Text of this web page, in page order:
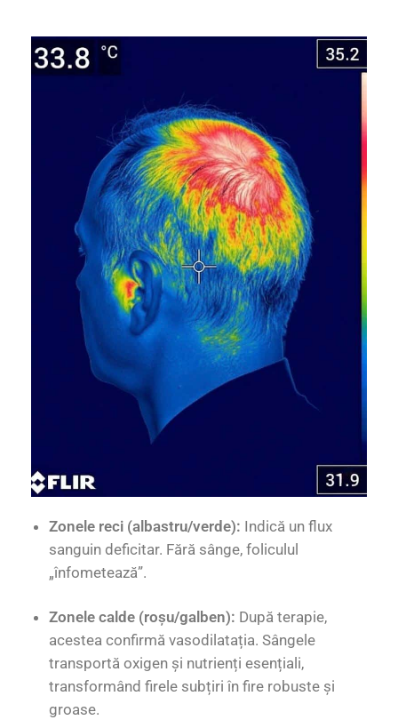
Zonele reci (albastru/verde): Indică un flux
sanguin deficitar. Fără sânge, foliculul
„înfometează”.
Zonele calde (roșu/galben): După terapie,
acestea confirmă vasodilatația. Sângele
transportă oxigen și nutrienți esențiali,
transformând firele subțiri în fire robuste și
groase.